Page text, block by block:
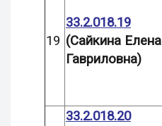
19
33.2.018.19
(Сайкина Елена
Гавриловна)
33.2.018.20